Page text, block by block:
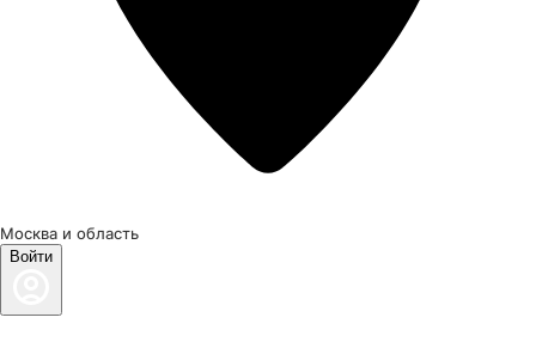
Москва и область
Войти